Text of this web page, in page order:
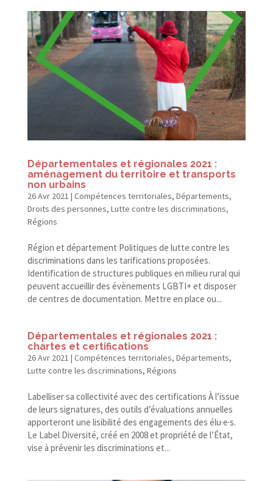
Départementales et régionales 2021 :
aménagement du territoire et transports
non urbains
26 Avr 2021 | Compétences territoriales, Départements,
Droits des personnes, Lutte contre les discriminations,
Régions
Région et département Politiques de lutte contre les
discriminations dans les tarifications proposées.
Identification de structures publiques en milieu rural qui
peuvent accueillir des évènements LGBTI+ et disposer
de centres de documentation. Mettre en place ou...
Départementales et régionales 2021 :
chartes et certifications
26 Avr 2021 | Compétences territoriales, Départements,
Lutte contre les discriminations, Régions
Labelliser sa collectivité avec des certifications À l’issue
de leurs signatures, des outils d’évaluations annuelles
apporteront une lisibilité des engagements des élu·e·s.
Le Label Diversité, créé en 2008 et propriété de l’État,
vise à prévenir les discriminations et...